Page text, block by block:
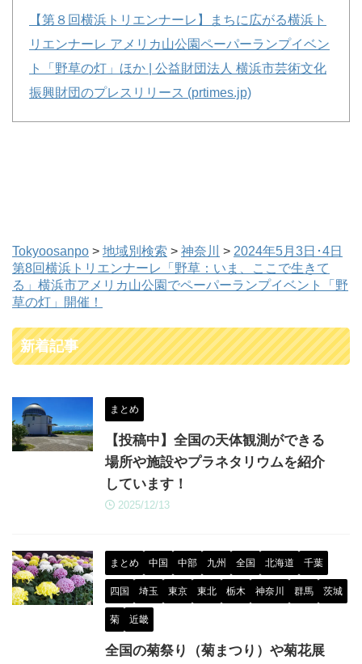
【第８回横浜トリエンナーレ】まちに広がる横浜ト
リエンナーレ アメリカ山公園ペーパーランプイベン
ト「野草の灯」ほか | 公益財団法人 横浜市芸術文化
振興財団のプレスリリース (prtimes.jp)
Tokyoosanpo > 地域別検索 > 神奈川 > 2024年5月3日･4日
第8回横浜トリエンナーレ「野草：いま、ここで生きて
る」横浜市アメリカ山公園でペーパーランプイベント「野
草の灯」開催！
新着記事
まとめ
【投稿中】全国の天体観測ができる
場所や施設やプラネタリウムを紹介
しています！
2025/12/13
まとめ 中国 中部 九州 全国 北海道 千葉
四国 埼玉 東京 東北 栃木 神奈川 群馬 茨城
菊 近畿
全国の菊祭り（菊まつり）や菊花展